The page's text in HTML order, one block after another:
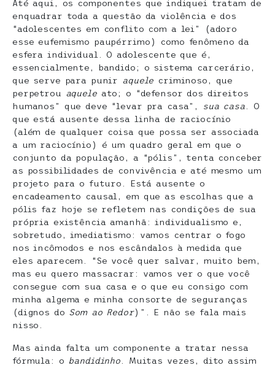
Até aqui, os componentes que indiquei tratam de
enquadrar toda a questão da violência e dos
“adolescentes em conflito com a lei” (adoro
esse eufemismo paupérrimo) como fenômeno da
esfera individual. O adolescente que é,
essencialmente, bandido; o sistema carcerário,
que serve para punir aquele criminoso, que
perpetrou aqueleato; o “defensor dos direitos
humanos” que deve “levar pra casa”,
sua casa. O
que está ausente dessa linha de raciocínio
(além de qualquer coisa que possa ser associada
a um raciocínio) é um quadro geral em que o
conjunto da população, a “pólis”, tenta conceber
as possibilidades de convivência e até mesmo um
projeto para o futuro. Está ausente o
encadeamento causal, em que as escolhas que a
pólis faz hoje se refletem nas condições de sua
própria existência amanhã: individualismo e,
sobretudo, imediatismo: vamos centrar o fogo
nos incômodos e nos escândalos à medida que
eles aparecem. “Se você quer salvar, muito bem,
mas eu quero massacrar: vamos ver o que você
consegue com sua casa e o que eu consigo com
minha algema e minha consorte de seguranças
(dignos do Som ao Redor)”. E não se fala mais
nisso.
Mas ainda falta um componente a tratar nessa
fórmula: o bandidinho . Muitas vezes, dito assim